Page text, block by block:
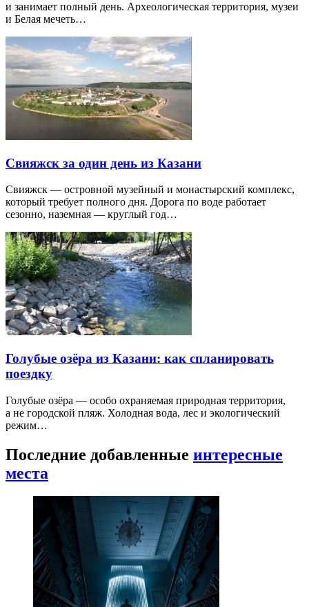
и занимает полный день. Археологическая территория, музеи
и Белая мечеть…
Свияжск за один день из Казани
Свияжск — островной музейный и монастырский комплекс,
который требует полного дня. Дорога по воде работает
сезонно, наземная — круглый год…
Голубые озёра из Казани: как спланировать
поездку
Голубые озёра — особо охраняемая природная территория,
а не городской пляж. Холодная вода, лес и экологический
режим…
Последние добавленные интересные
места